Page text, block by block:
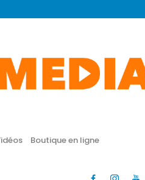
Boutique en ligne
en JESUS !